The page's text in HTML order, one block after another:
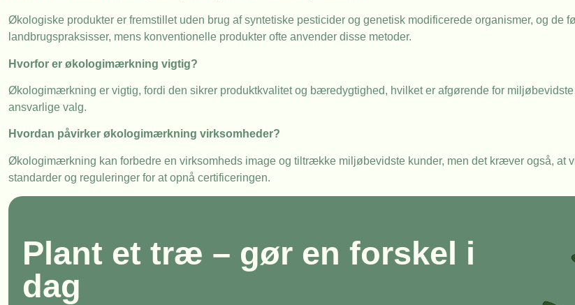
Økologiske produkter er fremstillet uden brug af syntetiske pesticider og genetisk modificerede organismer, og de
landbrugspraksisser, mens konventionelle produkter ofte anvender disse metoder.
Hvorfor er økologimærkning vigtig?
Økologimærkning er vigtig, fordi den sikrer produktkvalitet og bæredygtighed, hvilket er afgørende for
ansvarlige valg.
Hvordan påvirker økologimærkning virksomheder?
Økologimærkning kan forbedre en virksomheds image og tiltrække miljøbevidste kunder, men det kræver også, at
standarder og reguleringer for at opnå certificeringen.
Plant et træ – gør en forskel i
dag